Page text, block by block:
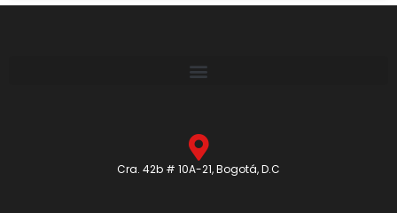
Cra. 42b # 10A-21, Bogotá, D.C